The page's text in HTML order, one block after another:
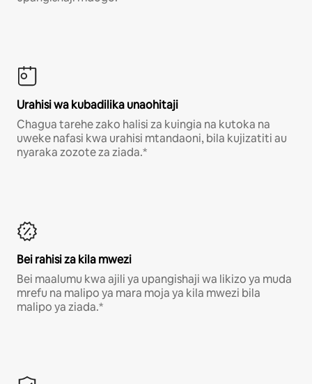
Urahisi wa kubadilika unaohitaji
Chagua tarehe zako halisi za kuingia na kutoka na
uweke nafasi kwa urahisi mtandaoni, bila kujizatiti au
nyaraka zozote za ziada.*
Bei rahisi za kila mwezi
Bei maalumu kwa ajili ya upangishaji wa likizo ya muda
mrefu na malipo ya mara moja ya kila mwezi bila
malipo ya ziada.*